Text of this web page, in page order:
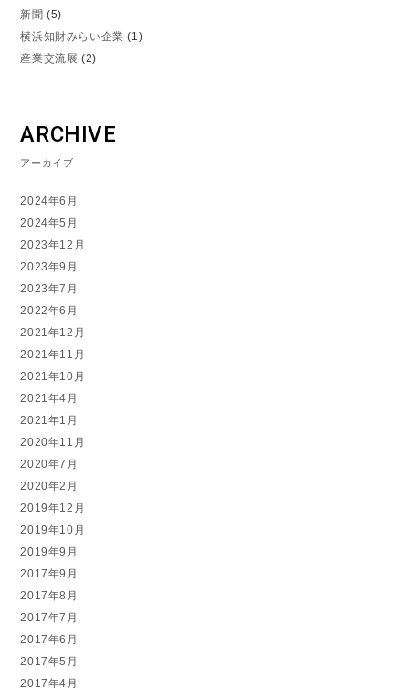
新聞 (5)
横浜知財みらい企業 (1)
産業交流展 (2)
ARCHIVE
アーカイブ
2024年6月
2024年5月
2023年12月
2023年9月
2023年7月
2022年6月
2021年12月
2021年11月
2021年10月
2021年4月
2021年1月
2020年11月
2020年7月
2020年2月
2019年12月
2019年10月
2019年9月
2017年9月
2017年8月
2017年7月
2017年6月
2017年5月
2017年4月